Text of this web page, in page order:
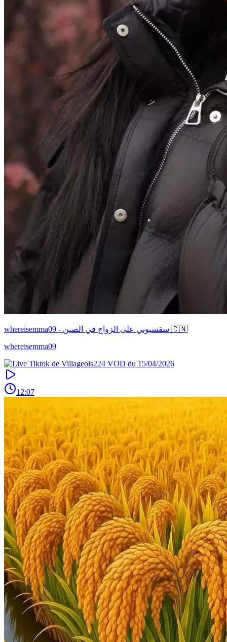
whereisemma09 - سقسيوني على الزواج في الصين 🇨🇳
whereisemma09
12:07